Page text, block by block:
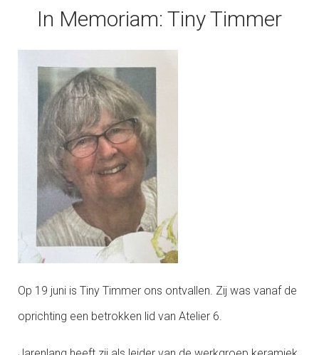
In Memoriam: Tiny Timmer
Op 19 juni is Tiny Timmer ons ontvallen. Zij was vanaf de
oprichting een betrokken lid van Atelier 6.